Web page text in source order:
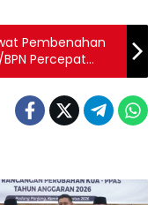
Pembenahan
Percepat
Pertama